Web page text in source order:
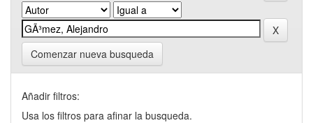
Comenzar nueva busqueda
Añadir filtros:
Usa los filtros para afinar la busqueda.